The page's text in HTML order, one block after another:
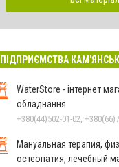
ПІДПРИЄМСТВА
WaterStore - інтернет
обладнання
Мануальная терапия,
остеопатия, лечебный